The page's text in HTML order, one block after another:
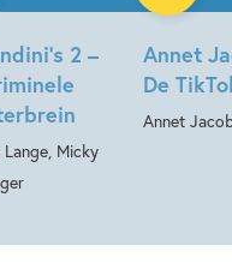
2 –
Micky
Annet
De
Annet